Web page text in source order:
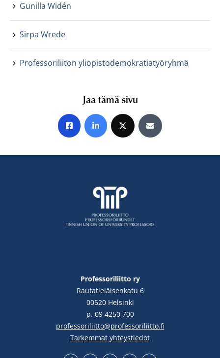
Gunilla Widén
Sirpa Wrede
Professoriliiton yliopistodemokratiatyöryhmä
Jaa tämä sivu
Jaa Facebookissa
Jaa LinkedInissä
Jaa X:ssäJaa sähköpostitse
Professoriliitto ry
Rautatieläisenkatu 6
00520 Helsinki
p. 09 4250 700
professoriliitto@professoriliitto.fi
Tarkemmat yhteystiedot